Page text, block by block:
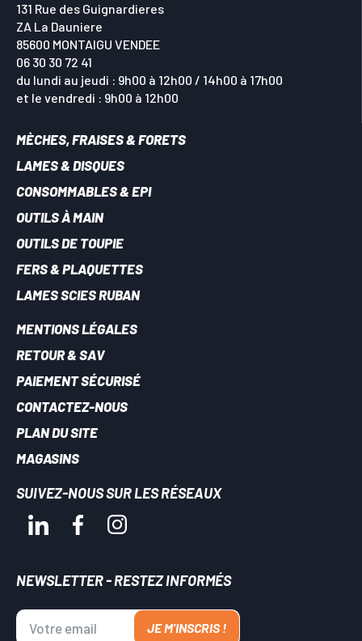
131 Rue des Guignardieres
ZA La Dauniere
85600 MONTAIGU VENDEE
06 30 30 72 41
du lundi au jeudi : 9h00 à 12h00 / 14h00 à 17h00
et le vendredi : 9h00 à 12h00
MÈCHES, FRAISES & FORETS
LAMES & DISQUES
CONSOMMABLES & EPI
OUTILS À MAIN
OUTILS DE TOUPIE
FERS & PLAQUETTES
LAMES SCIES RUBAN
MENTIONS LÉGALES
RETOUR & SAV
PAIEMENT SÉCURISÉ
CONTACTEZ-NOUS
PLAN DU SITE
MAGASINS
SUIVEZ-NOUS SUR LES RÉSEAUX
NEWSLETTER - RESTEZ INFORMÉS
JE M'INSCRIS !